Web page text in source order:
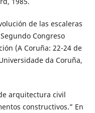
de las escaleras
Congreso
(A Coruña: 22-24 de
da Coruña,
arquitectura civil
constructivos.” En